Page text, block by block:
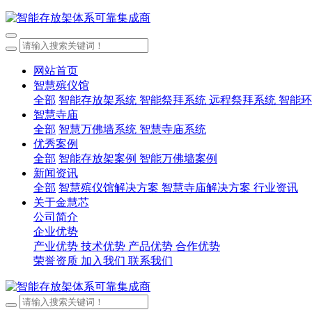
网站首页
智慧殡仪馆
全部 智能存放架系统 智能祭拜系统 远程祭拜系统 智能
智慧寺庙
全部 智慧万佛墙系统 智慧寺庙系统
优秀案例
全部 智能存放架案例 智能万佛墙案例
新闻资讯
全部 智慧殡仪馆解决方案 智慧寺庙解决方案 行业资讯
关于金慧芯
公司简介
企业优势
产业优势 技术优势 产品优势 合作优势
荣誉资质 加入我们 联系我们